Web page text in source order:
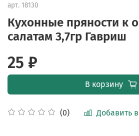
арт. 18130
Кухонные пряности к
салатам 3,7гр Гавриш
(0) Добавить
25 ₽
В корзину